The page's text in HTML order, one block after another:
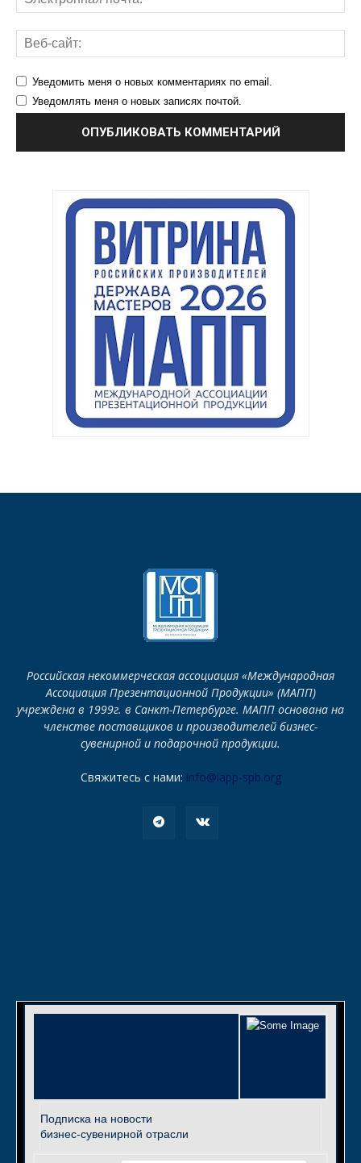
Уведомить меня о новых комментариях по email.
Уведомлять меня о новых записях почтой.
Российская некоммерческая ассоциация «Международная
Ассоциация Презентационной Продукции» (МАПП)
учреждена в 1999г. в Санкт-Петербурге. МАПП основана на
членстве поставщиков и производителей бизнес-
сувенирной и подарочной продукции.
Свяжитесь с нами: info@iapp-spb.org
Подписка на новости
бизнес-сувенирной отрасли